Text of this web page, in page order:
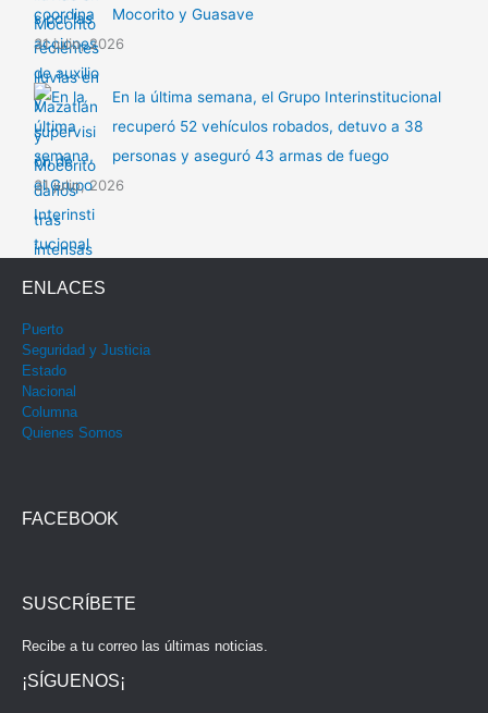
Mocorito y Guasave
31 julio, 2026
En la última semana, el Grupo Interinstitucional
recuperó 52 vehículos robados, detuvo a 38
personas y aseguró 43 armas de fuego
31 julio, 2026
ENLACES
Puerto
Seguridad y Justicia
Estado
Nacional
Columna
Quienes Somos
FACEBOOK
SUSCRÍBETE
Recibe a tu correo las últimas noticias.
¡SÍGUENOS¡